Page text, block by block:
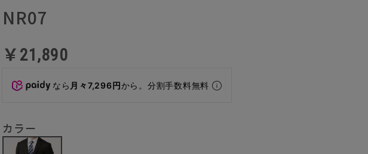
NR07
￥21,890
なら 月々7,296円から。分割手数料無料
カラー